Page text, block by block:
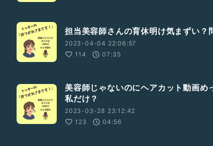
担当美容師さんの育休明け気まずい？
2023-04-04 22:06:57
114
07:35
美容師じゃないのにヘアカット動画め
私だけ？
2023-03-28 23:12:42
123
04:56